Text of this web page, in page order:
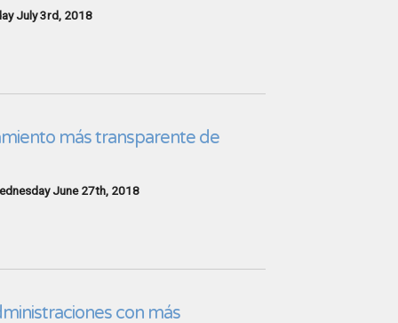
July 3rd, 2018
más transparente de
June 27th, 2018
con más